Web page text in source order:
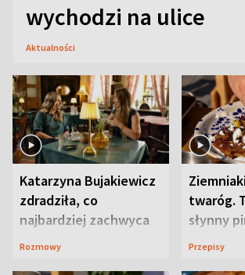
wychodzi na ulice
Aktualności
Katarzyna Bujakiewicz
zdradziła, co
najbardziej zachwyca
ją w Lublinie
Rozmowy
twaróg.
słynny
Przepisy